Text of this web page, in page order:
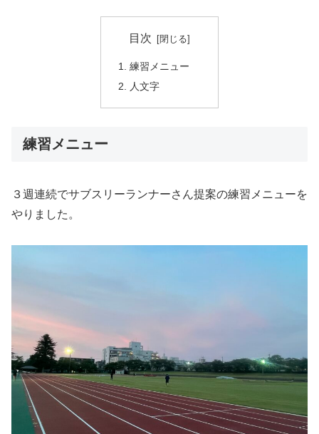
目次
練習メニュー
人文字
練習メニュー
３週連続でサブスリーランナーさん提案の練習メニューを
やりました。